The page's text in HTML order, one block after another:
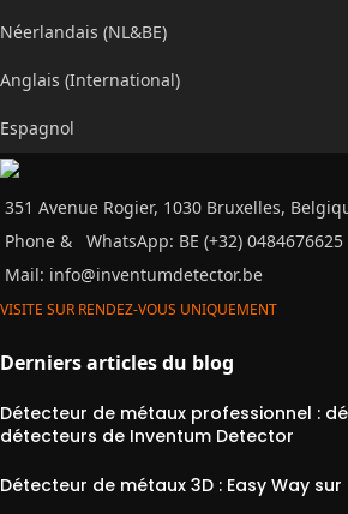
Néerlandais (NL&BE)
Anglais (International)
Espagnol
351 Avenue Rogier, 1030 Bruxelles,
Phone &
WhatsApp: BE (+32) 0484676625
Mail: info@inventumdetector.be
VISITE SUR RENDEZ-VOUS UNIQUEMENT
Derniers articles du blog
Détecteur de métaux professionnel :
détecteurs de Inventum Detector
Détecteur de métaux 3D : Easy Way